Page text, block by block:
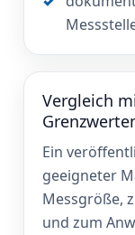
Vergleich
Ein
geeigneter
Messgröße,
und zum